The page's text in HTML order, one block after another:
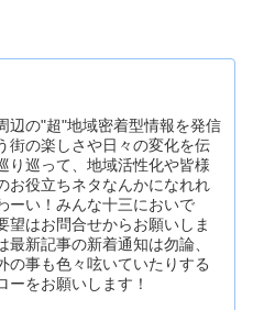
辺の"超"地域密着型情報を発信
街の楽しさや日々の変化を伝
り巡って、地域活性化や皆様
お役立ちネタなんかになれれ
ーい！みんな十三においで
望はお問合せからお願いしま
最新記事の新着通知は勿論、
の事も色々呟いていたりする
ーをお願いします！